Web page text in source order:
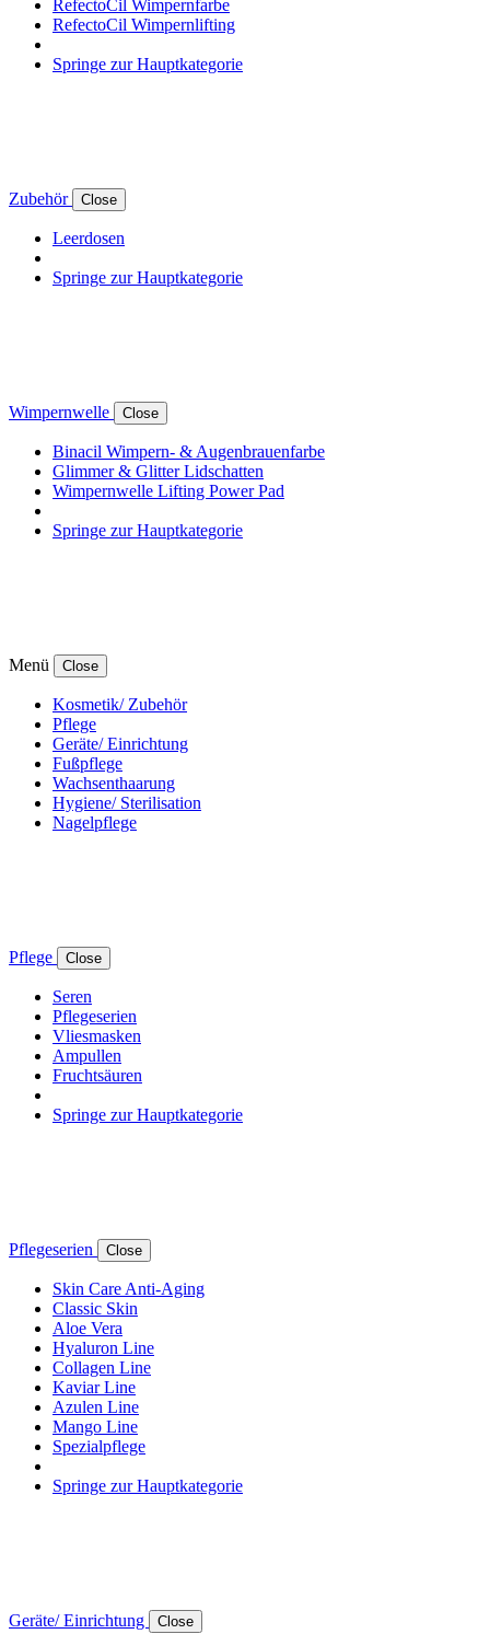
RefectoCil Wimpernfarbe
RefectoCil Wimpernlifting
Springe zur Hauptkategorie
Zubehör Close
Leerdosen
Springe zur Hauptkategorie
Wimpernwelle Close
Binacil Wimpern- & Augenbrauenfarbe
Glimmer & Glitter Lidschatten
Wimpernwelle Lifting Power Pad
Springe zur Hauptkategorie
Menü Close
Kosmetik/ Zubehör
Pflege
Geräte/ Einrichtung
Fußpflege
Wachsenthaarung
Hygiene/ Sterilisation
Nagelpflege
Pflege Close
Seren
Pflegeserien
Vliesmasken
Ampullen
Fruchtsäuren
Springe zur Hauptkategorie
Pflegeserien Close
Skin Care Anti-Aging
Classic Skin
Aloe Vera
Hyaluron Line
Collagen Line
Kaviar Line
Azulen Line
Mango Line
Spezialpflege
Springe zur Hauptkategorie
Geräte/ Einrichtung Close